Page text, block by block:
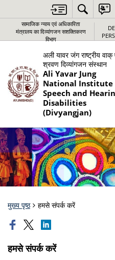
सामाजिक न्‍याय एवं अधिकारिता
मंत्रालय का दिव्यांगजन सशक्तिकरण
विभाग
अली यावर जंग राष्‍ट्रीय वाक्
श्रवण दिव्‍यांगजन संस्‍थान
Ali Yavar Jung
National Institute
Speech and
Disabilities
(Divyangjan)
मुख्य पृष्ठ हमसे संपर्क करें
हमसे संपर्क करें